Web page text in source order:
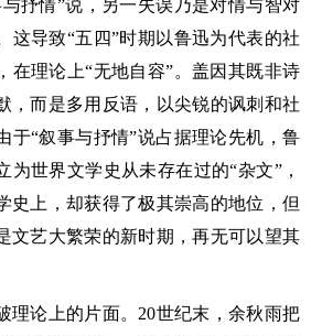
情”说，另一失误乃是对情与智对
这导致“五四”时期以鲁迅为代表的社
在理论上“无地自容”。盖因其既非诗
，而是多用反语，以尖锐的讽刺和社
于“叙事与抒情”说占据理论先机，鲁
为世界文学史从未存在过的“杂文”，
史上，却获得了极其崇高的地位，但
文艺大繁荣的新时期，再无可以望其
论上的片面。20世纪末，余秋雨把